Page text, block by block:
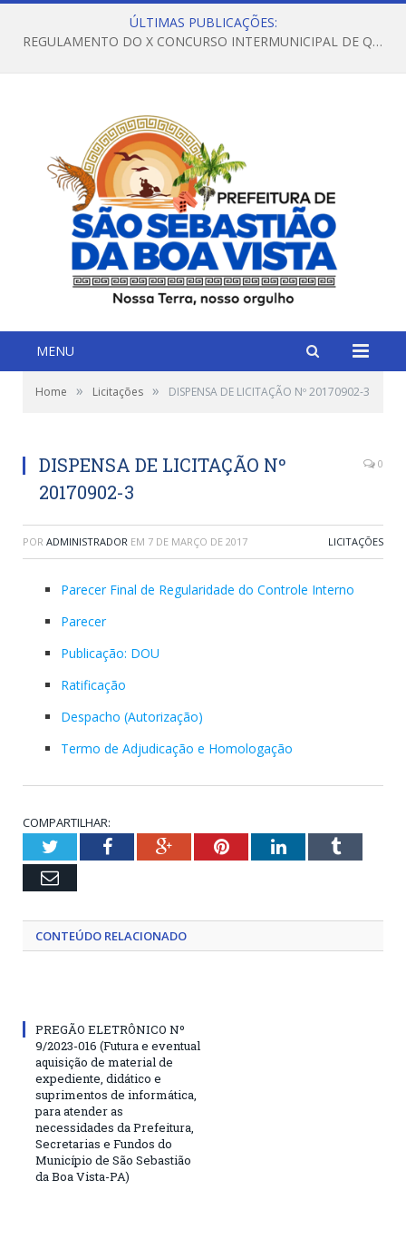
ÚLTIMAS PUBLICAÇÕES:
REGULAMENTO DO X CONCURSO INTERMUNICIPAL DE QUADRILHAS JUNINAS – 2026 – ARRAIÁ DA VENEZA
MENU
Home » Licitações » DISPENSA DE LICITAÇÃO Nº 20170902-3
DISPENSA DE LICITAÇÃO Nº
20170902-3
0
POR ADMINISTRADOR EM 7 DE MARÇO DE 2017 LICITAÇÕES
Parecer Final de Regularidade do Controle Interno
Parecer
Publicação: DOU
Ratificação
Despacho (Autorização)
Termo de Adjudicação e Homologação
COMPARTILHAR:
TwitterFacebookGoogle+PinterestLinkedInTumblr
Email
CONTEÚDO RELACIONADO
PREGÃO ELETRÔNICO Nº
9/2023-016 (Futura e eventual
aquisição de material de
expediente, didático e
suprimentos de informática,
para atender as
necessidades da Prefeitura,
Secretarias e Fundos do
Município de São Sebastião
da Boa Vista-PA)